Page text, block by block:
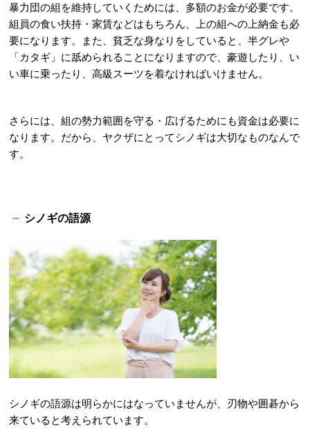
暴力団の組を維持していくためには、多額のお金が必要です。
組員の食い扶持・家賃などはもちろん、上の組への上納金も必
要になります。また、貧乏な身なりをしていると、半グレや
「カタギ」に舐められることになりますので、豪遊したり、い
い車に乗ったり、高級スーツを着なければいけません。
さらには、組の勢力範囲を守る・広げるためにも資金は必要に
なります。だから、ヤクザにとってシノギは大切なものなんで
す。
シノギの語源
シノギの語源は明らかにはなっていませんが、刃物や囲碁から
来ていると考えられています。